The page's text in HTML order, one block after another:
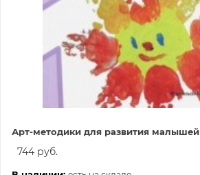
Арт-методики для развития малышей
744 руб.